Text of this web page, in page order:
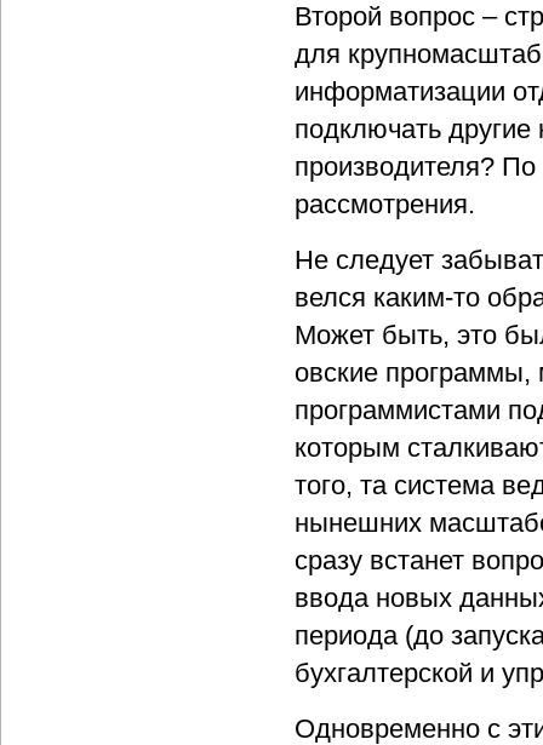
Второй вопрос –
для
информатизации
подключать
производителя?
рассмотрения.
Не следует
велся каким-то
Может быть, это
овские программы,
программистами
которым
того, та система
нынешних
сразу встанет
ввода новых
периода (до
бухгалтерской и
Одновременно с